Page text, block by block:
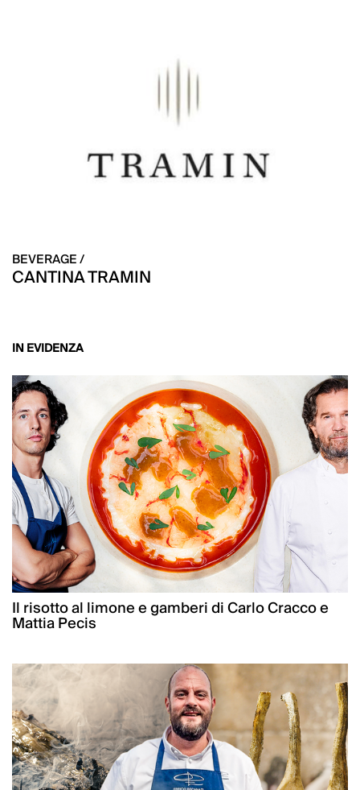
BEVERAGE /
CANTINA TRAMIN
IN EVIDENZA
Il risotto al limone e gamberi di Carlo Cracco e
Mattia Pecis